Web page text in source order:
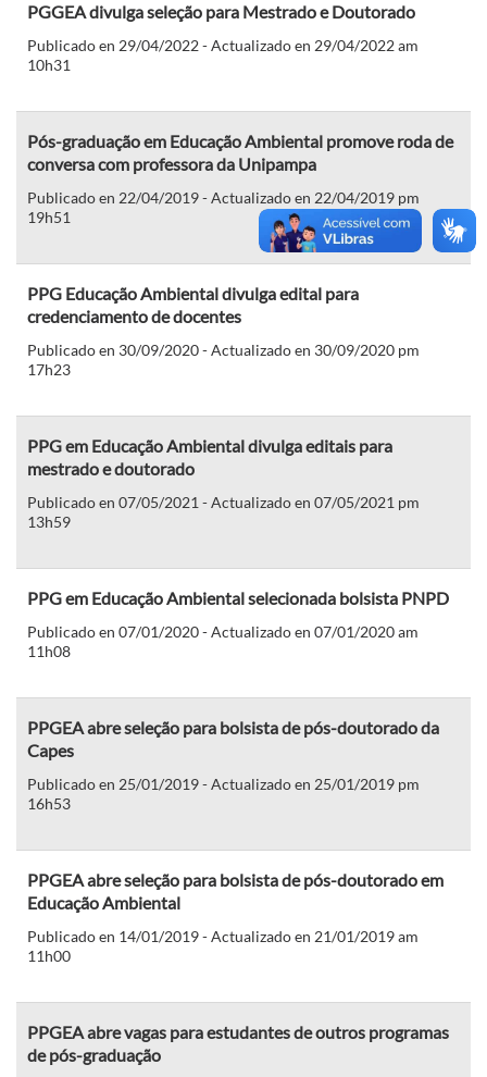
PGGEA divulga seleção para Mestrado e Doutorado
Publicado en 29/04/2022 - Actualizado en 29/04/2022 am
10h31
Pós-graduação em Educação Ambiental promove roda de
conversa com professora da Unipampa
Publicado en 22/04/2019 - Actualizado en 22/04/2019 pm
19h51
PPG Educação Ambiental divulga edital para
credenciamento de docentes
Publicado en 30/09/2020 - Actualizado en 30/09/2020 pm
17h23
PPG em Educação Ambiental divulga editais para
mestrado e doutorado
Publicado en 07/05/2021 - Actualizado en 07/05/2021 pm
13h59
PPG em Educação Ambiental selecionada bolsista PNPD
Publicado en 07/01/2020 - Actualizado en 07/01/2020 am
11h08
PPGEA abre seleção para bolsista de pós-doutorado da
Capes
Publicado en 25/01/2019 - Actualizado en 25/01/2019 pm
16h53
PPGEA abre seleção para bolsista de pós-doutorado em
Educação Ambiental
Publicado en 14/01/2019 - Actualizado en 21/01/2019 am
11h00
PPGEA abre vagas para estudantes de outros programas
de pós-graduação